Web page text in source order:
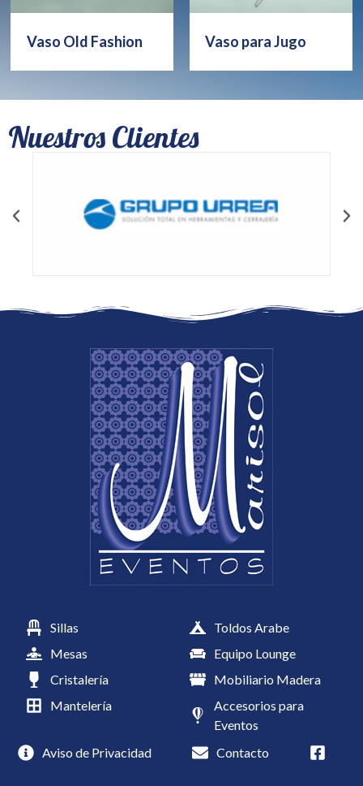
Vaso Old Fashion Vaso para Jugo
Nuestros Clientes
Sillas
Mesas
Cristalería
Mantelería
Toldos Arabe
Equipo Lounge
Mobiliario Madera
Accesorios para
Eventos
Aviso de Privacidad
Contacto